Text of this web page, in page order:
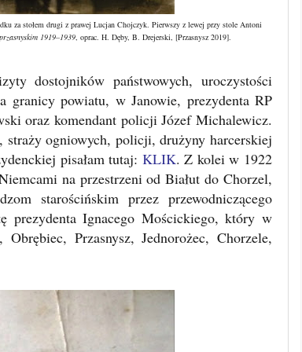
za stołem drugi z prawej Lucjan Chojczyk. Pierwszy z lewej przy stole Antoni
1919–1939 , oprac. H. Dęby, B. Drejerski, [Przasnysz 2019].
dostojników państwowych, uroczystości
powiatu, w Janowie, prezydenta RP
oraz komendant policji Józef Michalewicz.
straży ogniowych, policji, drużyny harcerskiej
pisałam tutaj: KLIK. Z kolei w 1922
na przestrzeni od Białut do Chorzel,
starościńskim przez przewodniczącego
prezydenta Ignacego Mościckiego, który w
Przasnysz, Jednorożec, Chorzele,